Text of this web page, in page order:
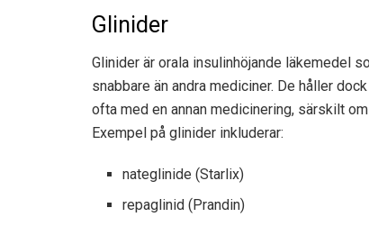
Glinider
Glinider är orala insulinhöjande läkemedel
snabbare än andra mediciner. De håller
ofta med en annan medicinering, särskilt
Exempel på glinider inkluderar:
nateglinide (Starlix)
repaglinid (Prandin)